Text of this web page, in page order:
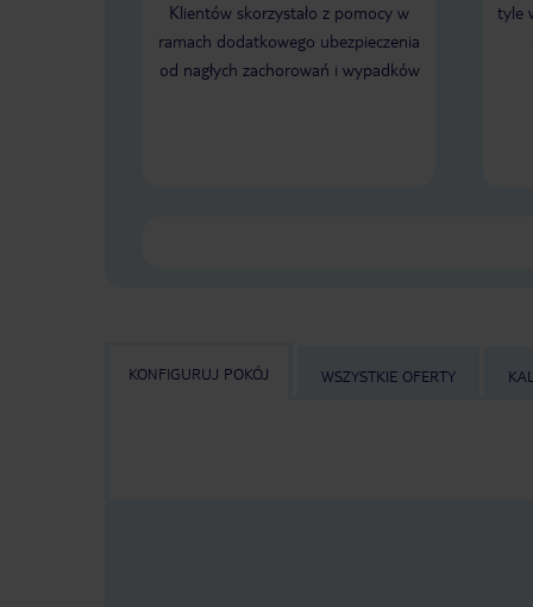
Klientów skorzystało z pomocy w
ramach dodatkowego ubezpieczenia
od nagłych zachorowań i wypadków
tyle
KONFIGURUJ POKÓJ WSZYSTKIE OFERTY